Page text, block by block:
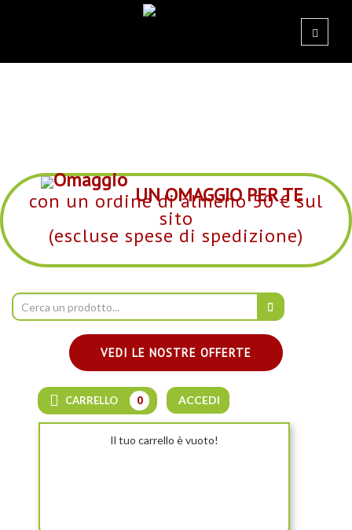
UN OMAGGIO PER TE
con un ordine di almeno 50 € sul
sito
(escluse spese di spedizione)
VEDI LE NOSTRE OFFERTE
CARRELLO 0
Il tuo carrello è vuoto!
ACCEDI